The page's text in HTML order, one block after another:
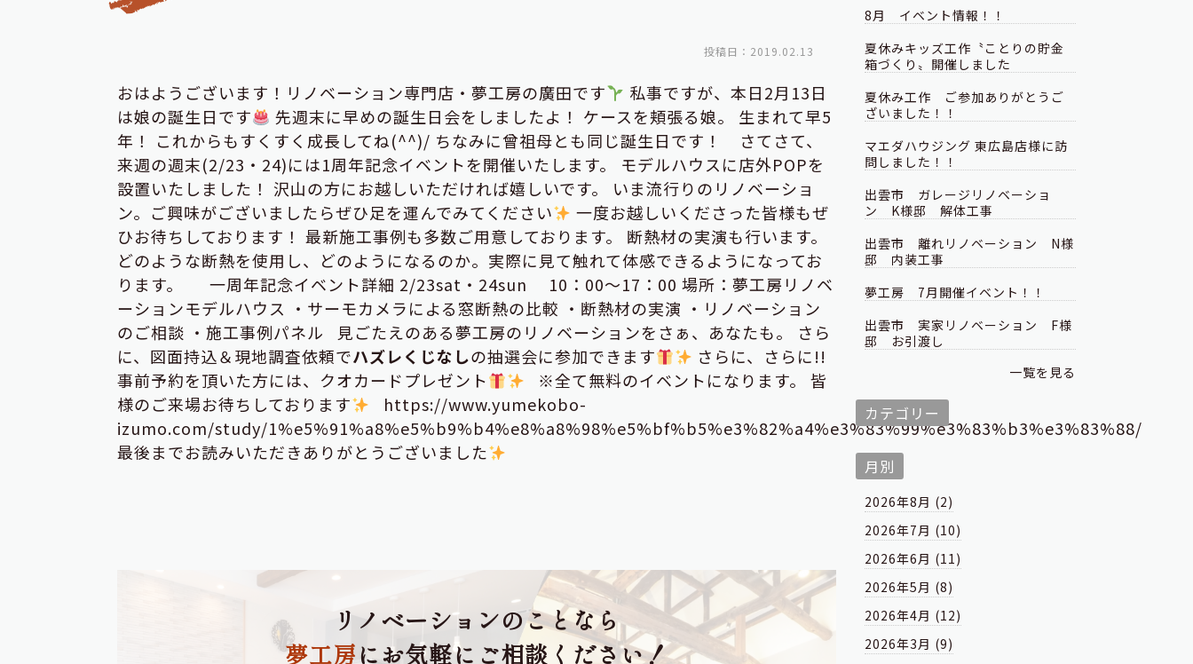
投稿日：2019.02.13
おはようございます！リノベーション専門店・夢工房の廣田です
私事ですが、本日2月13日
は娘の誕生日です
先週末に早めの誕生日会をしましたよ！ ケースを頬張る娘。 生まれて早5
年！ これからもすくすく成長してね(^^)/ ちなみに曾祖母とも同じ誕生日です！
さてさて、
来週の週末(2/23・24)には1周年記念イベントを開催いたします。 モデルハウスに店外POPを
設置いたしました！ 沢山の方にお越しいただければ嬉しいです。 いま流行りのリノベーショ
ン。ご興味がございましたらぜひ足を運んでみてください
一度お越しいくださった皆様もぜ
ひお待ちしております！ 最新施工事例も多数ご用意しております。 断熱材の実演も行います。
どのような断熱を使用し、どのようになるのか。実際に見て触れて体感できるようになってお
ります。
一周年記念イベント詳細 2/23sat・24sun 10：00～17：00 場所：夢工房リノベ
ーションモデルハウス ・サーモカメラによる窓断熱の比較 ・断熱材の実演 ・リノベーション
のご相談 ・施工事例パネル 見ごたえのある夢工房のリノベーションをさぁ、あなたも。 さら
に、図面持込＆現地調査依頼でハズレくじなしの抽選会に参加できます
さらに、さらに!!
事前予約を頂いた方には、クオカードプレゼント
※全て無料のイベントになります。 皆
様のご来場お待ちしております
https://www.yumekobo-
izumo.com/study/1%e5%91%a8%e5%b9%b4%e8%a8%98%e5%bf%b5%e3%82%a4%e3%83%99%e3%83%b3%e3%83%88/
最後までお読みいただきありがとうございました
リノベーションのことなら
夢工房にお気軽にご相談ください！
8月 イベント情報！！
夏休みキッズ工作〝ことりの貯金
箱づくり〟開催しました
夏休み工作 ご参加ありがとうご
ざいました！！
マエダハウジング 東広島店様に訪
問しました！！
出雲市 ガレージリノベーショ
ン K様邸 解体工事
出雲市 離れリノベーション N様
邸 内装工事
夢工房 7月開催イベント！！
出雲市 実家リノベーション F様
邸 お引渡し
一覧を見る
カテゴリー
月別
2026年8月 (2)
2026年7月 (10)
2026年6月 (11)
2026年5月 (8)
2026年4月 (12)
2026年3月 (9)